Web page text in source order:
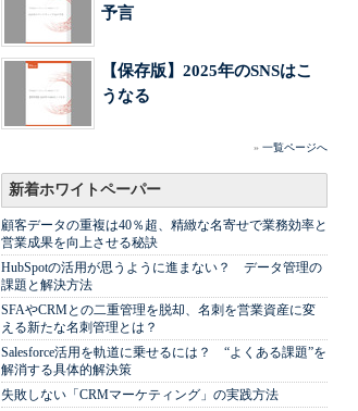
予言
【保存版】2025年のSNSはこ
うなる
» 一覧ページへ
新着ホワイトペーパー
顧客データの重複は40％超、精緻な名寄せで業務効率と
営業成果を向上させる秘訣
HubSpotの活用が思うように進まない？ データ管理の
課題と解決方法
SFAやCRMとの二重管理を脱却、名刺を営業資産に変
える新たな名刺管理とは？
Salesforce活用を軌道に乗せるには？ “よくある課題”を
解消する具体的解決策
失敗しない「CRMマーケティング」の実践方法